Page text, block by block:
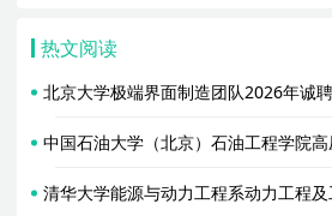
热文阅读
北京大学极端界面制造团队2026年诚